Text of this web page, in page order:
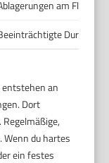
am
an
Dort
Wenn du hartes
ein festes